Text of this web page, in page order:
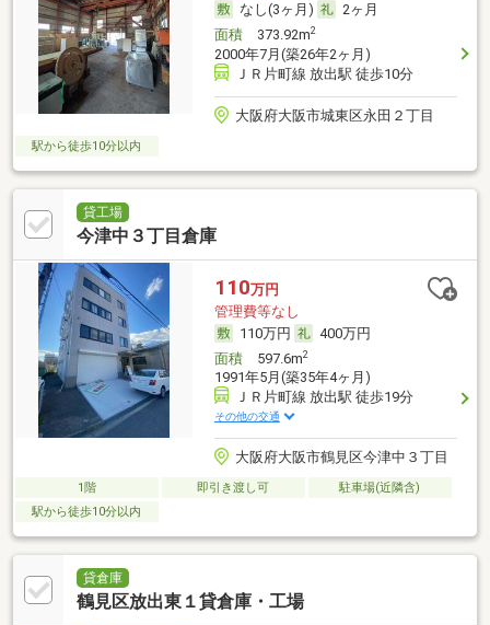
なし(3ヶ月)
2ヶ月
面積373.92m2
2000年7月(築26年2ヶ月)
ＪＲ片町線 放出駅 徒歩10分
大阪府大阪市城東区永田２丁目
駅から徒歩10分以内
貸工場
今津中３丁目倉庫
110万円
管理費等なし
110万円
400万円
面積597.6m2
1991年5月(築35年4ヶ月)
ＪＲ片町線 放出駅 徒歩19分
その他の交通
大阪府大阪市鶴見区今津中３丁目
1階 即引き渡し可
駐車場(近隣含)
駅から徒歩10分以内
貸倉庫
鶴見区放出東１貸倉庫・工場